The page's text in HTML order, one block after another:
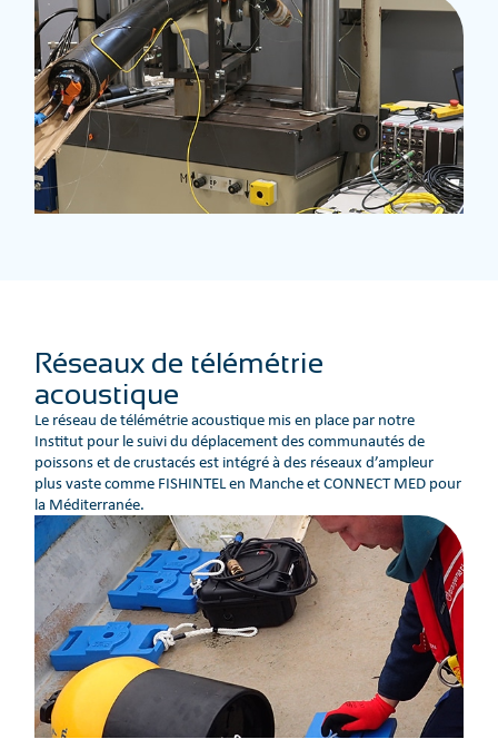
Réseaux de télémétrie
acoustique
Le réseau de télémétrie acoustique mis en place par notre
Institut pour le suivi du déplacement des communautés de
poissons et de crustacés est intégré à des réseaux d’ampleur
plus vaste comme FISHINTEL en Manche et CONNECT MED pour
la Méditerranée.